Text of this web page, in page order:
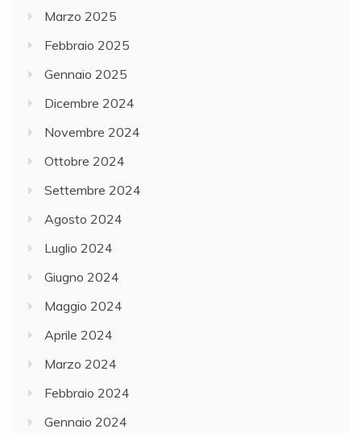
Marzo 2025
Febbraio 2025
Gennaio 2025
Dicembre 2024
Novembre 2024
Ottobre 2024
Settembre 2024
Agosto 2024
Luglio 2024
Giugno 2024
Maggio 2024
Aprile 2024
Marzo 2024
Febbraio 2024
Gennaio 2024